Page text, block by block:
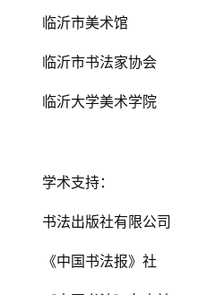
临沂市美术馆
临沂市书法家协会
临沂大学美术学院
学术支持：
书法出版社有限公司
《中国书法报》社